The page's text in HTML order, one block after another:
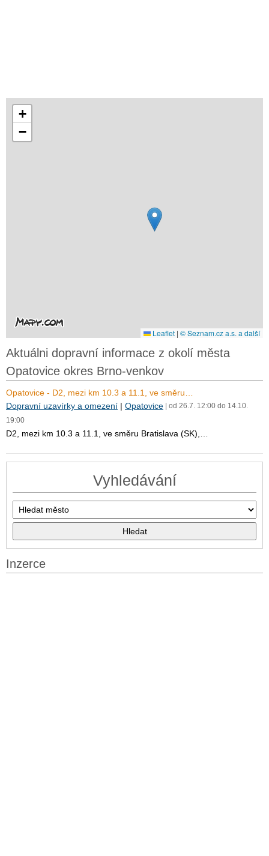
+
−
Leaflet | © Seznam.cz a.s. a další
Aktuálni dopravní informace z okolí města
Opatovice okres Brno-venkov
Opatovice - D2, mezi km 10.3 a 11.1, ve směru…
Dopravní uzavírky a omezení | Opatovice | od 26.7. 12:00 do 14.10.
19:00
D2, mezi km 10.3 a 11.1, ve směru Bratislava (SK),…
Vyhledávání
Inzerce